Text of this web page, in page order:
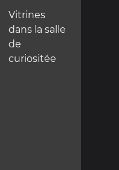
Vitrines
dans la salle
de
curiositée